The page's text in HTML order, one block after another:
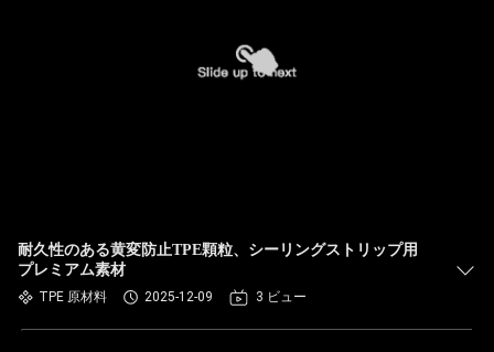
耐久性のある黄変防止TPE顆粒、シーリングストリップ用
プレミアム素材
TPE 原材料 2025-12-09 3 ビュー